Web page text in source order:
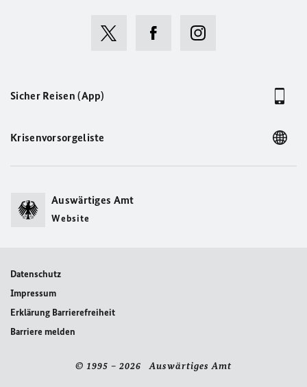
Sicher Reisen (App)
Krisenvorsorgeliste
Auswärtiges Amt
Website
Datenschutz
Impressum
Erklärung Barrierefreiheit
Barriere melden
© 1995 – 2026 Auswärtiges Amt